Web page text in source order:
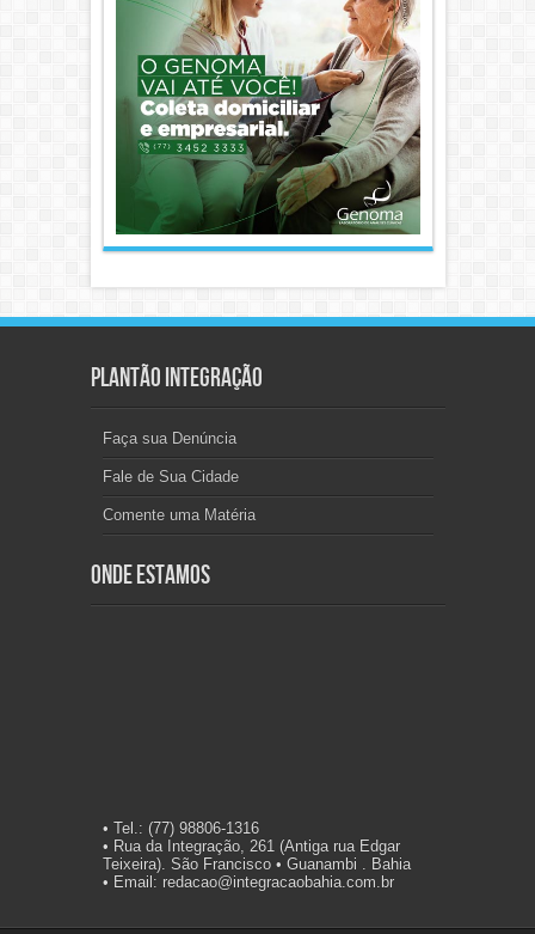
Plantão Integração
Faça sua Denúncia
Fale de Sua Cidade
Comente uma Matéria
Onde Estamos
• Tel.: (77) 98806-1316
• Rua da Integração, 261 (Antiga rua Edgar
Teixeira). São Francisco • Guanambi . Bahia
• Email: redacao@integracaobahia.com.br